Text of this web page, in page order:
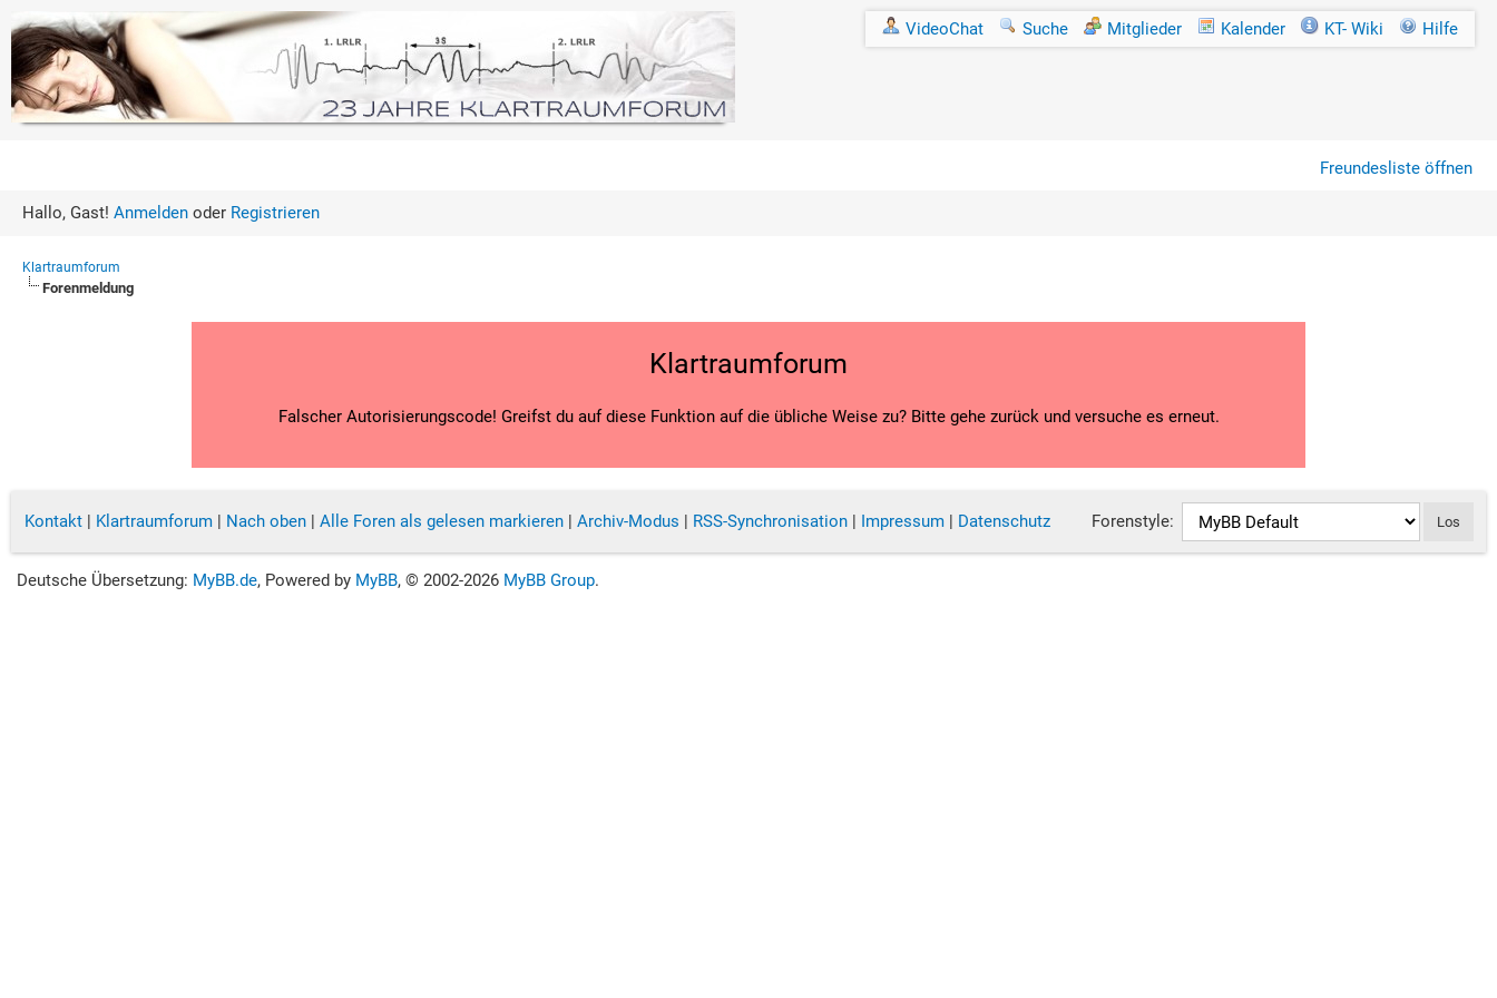
VideoChat Suche Mitglieder Kalender KT- Wiki Hilfe
Freundesliste öffnen
Hallo, Gast! Anmelden oder Registrieren
Klartraumforum
Forenmeldung
Klartraumforum
Falscher Autorisierungscode! Greifst du auf diese Funktion auf die übliche Weise zu? Bitte gehe zurück und versuche es erneut.
Kontakt| Klartraumforum| Nach oben| Alle Foren als gelesen markieren| Archiv-Modus | RSS-Synchronisation| Impressum| Datenschutz Forenstyle:
Deutsche Übersetzung: MyBB.de, Powered by MyBB, © 2002-2026 MyBB Group.